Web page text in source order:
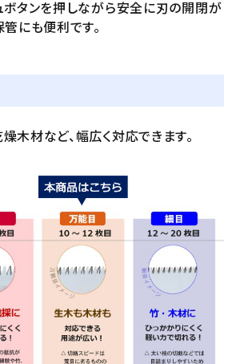
ボタンを押しながら安全に刃の開閉が
にも便利です。
木材など、幅広く対応できます。